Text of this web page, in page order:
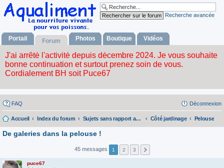
Recherche avancée
Portail Forum Photos Boutique Vidéos
FAQ Déconnexion
Accueil Index du forum Sujets sans rapport avec la nourriture vivante Côté jardinage Pelouse
De galeries dans la pelouse !
45 messages 1 2 3
puce67